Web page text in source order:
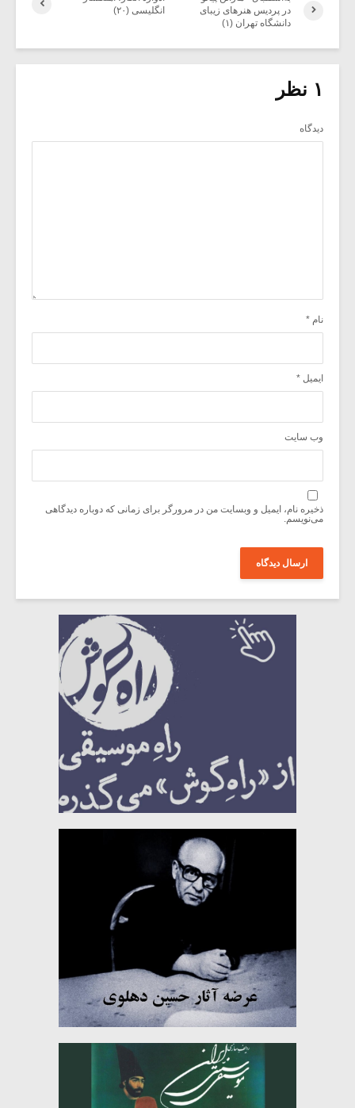
انگلیسی (۲۰)
در پردیس هنرهای زیبای
دانشگاه تهران (۱)
۱ نظر
دیدگاه
نام *
ایمیل *
وب‌ سایت
ذخیره نام، ایمیل و وبسایت من در مرورگر برای زمانی که دوباره دیدگاهی
می‌نویسم.